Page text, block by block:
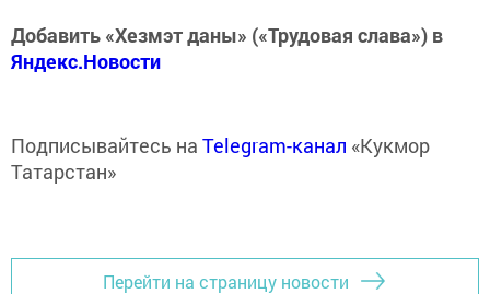
Добавить «Хезмэт даны» («Трудовая слава») в
Яндекс.Новости
Подписывайтесь на Telegram-канал «Кукмор
Татарстан»
Перейти на страницу новости